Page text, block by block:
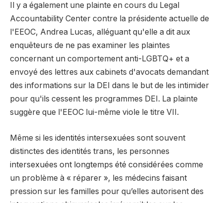
Il y a également une plainte en cours du Legal
Accountability Center contre la présidente actuelle de
l'EEOC, Andrea Lucas, alléguant qu'elle a dit aux
enquêteurs de ne pas examiner les plaintes
concernant un comportement anti-LGBTQ+ et a
envoyé des lettres aux cabinets d'avocats demandant
des informations sur la DEI dans le but de les intimider
pour qu'ils cessent les programmes DEI. La plainte
suggère que l'EEOC lui-même viole le titre VII.
Même si les identités intersexuées sont souvent
distinctes des identités trans, les personnes
intersexuées ont longtemps été considérées comme
un problème à « réparer », les médecins faisant
pression sur les familles pour qu’elles autorisent des